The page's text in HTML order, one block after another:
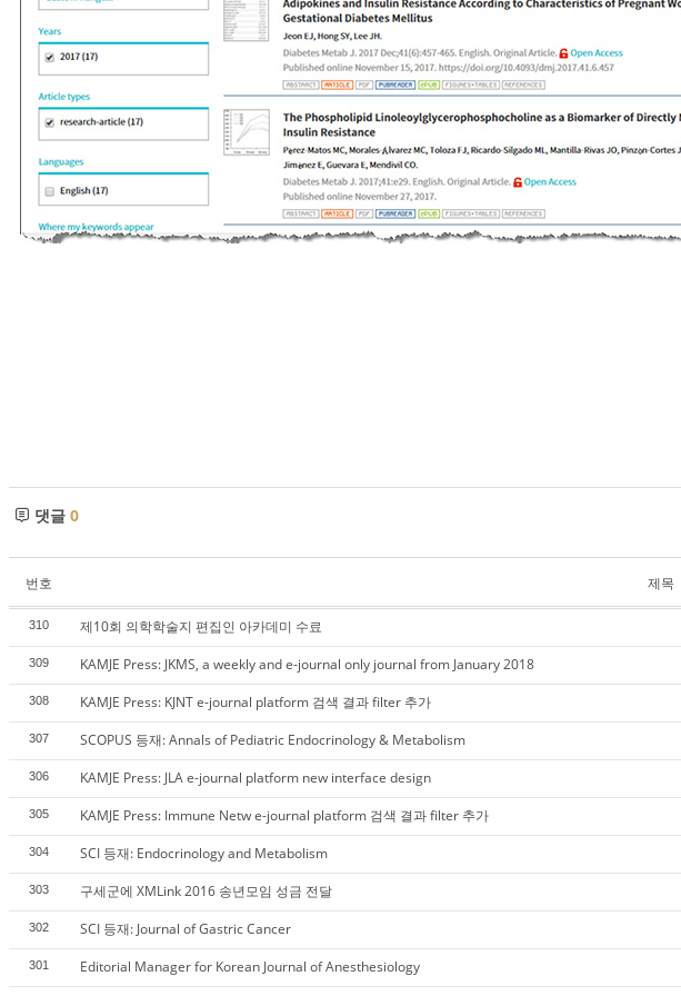
댓글 0
번호 제목
310 제10회 의학학술지 편집인 아카데미 수료
309 KAMJE Press: JKMS, a weekly and e-journal only journal from January 2018
308 KAMJE Press: KJNT e-journal platform 검색 결과 filter 추가
307 SCOPUS 등재: Annals of Pediatric Endocrinology & Metabolism
306 KAMJE Press: JLA e-journal platform new interface design
305 KAMJE Press: Immune Netw e-journal platform 검색 결과 filter 추가
304 SCI 등재: Endocrinology and Metabolism
303 구세군에 XMLink 2016 송년모임 성금 전달
302 SCI 등재: Journal of Gastric Cancer
301 Editorial Manager for Korean Journal of Anesthesiology